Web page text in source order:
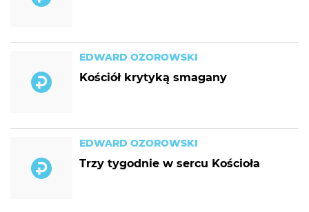
EDWARD OZOROWSKI
Kościół krytyką smagany
EDWARD OZOROWSKI
Trzy tygodnie w sercu Kościoła